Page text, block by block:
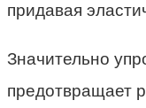
придавая
Значительно
предотвращает